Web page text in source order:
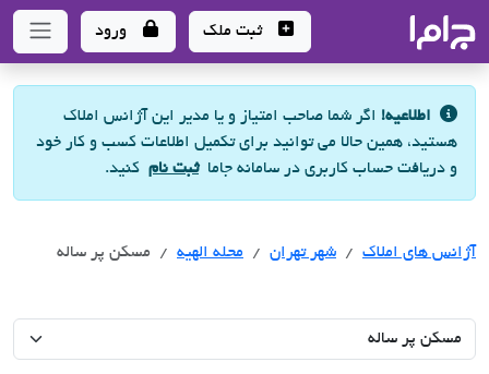
- سامانه جامع املاک و مشاورین املاک
ثبت ملک ورود
اطلاعیه! اگر شما صاحب امتیاز و یا مدیر این آژانس املاک
هستید، همین حالا می توانید برای تکمیل اطلاعات کسب و کار خود
و دریافت حساب کاربری در سامانه جاماثبت نام کنید.
آژانس های املاک آژانس های املاک
شهر تهران آژانس های املاک
محله الهيه مسکن پر ساله